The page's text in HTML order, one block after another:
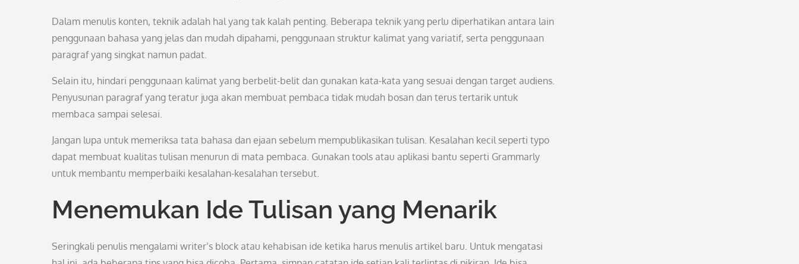
Dalam menulis konten, teknik adalah hal yang tak kalah penting. Beberapa teknik yang perlu diperhatikan antara lain
penggunaan bahasa yang jelas dan mudah dipahami, penggunaan struktur kalimat yang variatif, serta penggunaan
paragraf yang singkat namun padat.
Selain itu, hindari penggunaan kalimat yang berbelit-belit dan gunakan kata-kata yang sesuai dengan target audiens.
Penyusunan paragraf yang teratur juga akan membuat pembaca tidak mudah bosan dan terus tertarik untuk
membaca sampai selesai.
Jangan lupa untuk memeriksa tata bahasa dan ejaan sebelum mempublikasikan tulisan. Kesalahan kecil seperti typo
dapat membuat kualitas tulisan menurun di mata pembaca. Gunakan tools atau aplikasi bantu seperti Grammarly
untuk membantu memperbaiki kesalahan-kesalahan tersebut.
Menemukan Ide Tulisan yang Menarik
Seringkali penulis mengalami writer’s block atau kehabisan ide ketika harus menulis artikel baru. Untuk mengatasi